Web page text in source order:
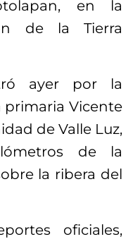
en la
de la Tierra
ayer por la
primaria Vicente
de Valle Luz,
de la
la ribera del
oficiales,